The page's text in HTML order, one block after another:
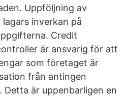
Uppföljning av
inverkan på
Credit
är ansvarig för att
som företaget är
från antingen
Detta är uppenbarligen en